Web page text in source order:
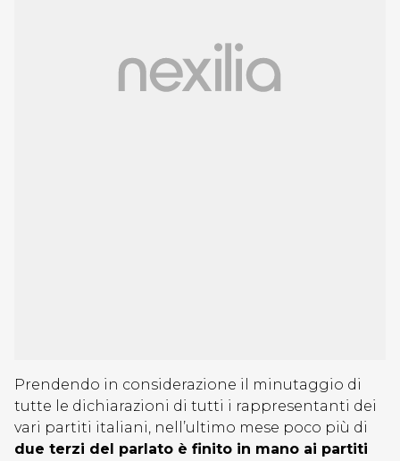
Prendendo in considerazione il minutaggio di
tutte le dichiarazioni di tutti i rappresentanti dei
vari partiti italiani, nell’ultimo mese poco più di
due terzi del parlato è finito in mano ai partiti